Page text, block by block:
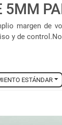
5MM
margen de
y de
ESTÁNDAR